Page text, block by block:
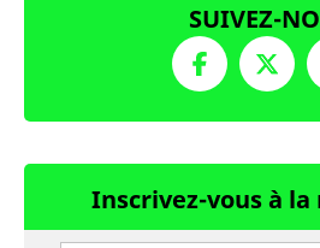
SUIVEZ-
Inscrivez-vous à